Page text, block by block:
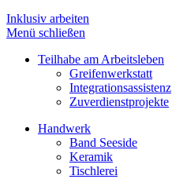
Inklusiv arbeiten
Menü schließen
Teilhabe am Arbeitsleben
Greifenwerkstatt
Integrationsassistenz
Zuverdienstprojekte
Handwerk
Band Seeside
Keramik
Tischlerei